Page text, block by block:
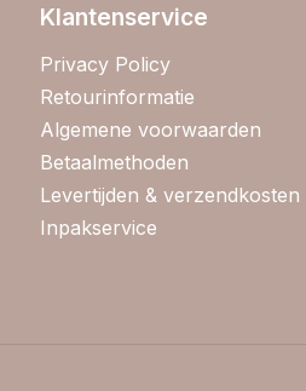
Klantenservice
Privacy Policy
Retourinformatie
Algemene voorwaarden
Betaalmethoden
Levertijden & verzendkosten
Inpakservice